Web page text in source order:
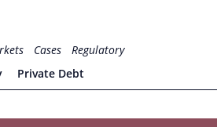
Cases
Regulatory
Private Debt